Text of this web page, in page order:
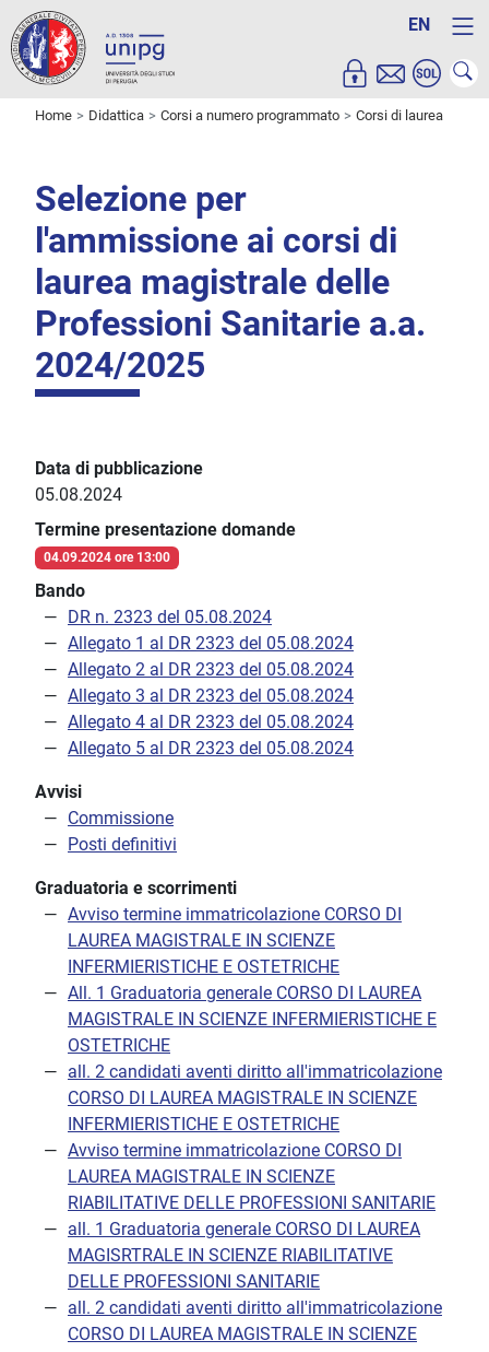
EN
Home Didattica Corsi a numero programmato Corsi di laurea
Selezione per
l'ammissione ai corsi di
laurea magistrale delle
Professioni Sanitarie a.a.
2024/2025
Data di pubblicazione
05.08.2024
Termine presentazione domande
04.09.2024 ore 13:00
Bando
DR n. 2323 del 05.08.2024
Allegato 1 al DR 2323 del 05.08.2024
Allegato 2 al DR 2323 del 05.08.2024
Allegato 3 al DR 2323 del 05.08.2024
Allegato 4 al DR 2323 del 05.08.2024
Allegato 5 al DR 2323 del 05.08.2024
Avvisi
Commissione
Posti definitivi
Graduatoria e scorrimenti
Avviso termine immatricolazione CORSO DI
LAUREA MAGISTRALE IN SCIENZE
INFERMIERISTICHE E OSTETRICHE
All. 1 Graduatoria generale CORSO DI LAUREA
MAGISTRALE IN SCIENZE INFERMIERISTICHE E
OSTETRICHE
all. 2 candidati aventi diritto all'immatricolazione
CORSO DI LAUREA MAGISTRALE IN SCIENZE
INFERMIERISTICHE E OSTETRICHE
Avviso termine immatricolazione CORSO DI
LAUREA MAGISTRALE IN SCIENZE
RIABILITATIVE DELLE PROFESSIONI SANITARIE
all. 1 Graduatoria generale CORSO DI LAUREA
MAGISRTRALE IN SCIENZE RIABILITATIVE
DELLE PROFESSIONI SANITARIE
all. 2 candidati aventi diritto all'immatricolazione
CORSO DI LAUREA MAGISTRALE IN SCIENZE